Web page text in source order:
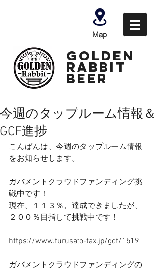
Map
GOLDEN
Rabbit
Beer
今週のタップルーム情報＆
GCF進捗
こんばんは、今週のタップルーム情報
をお知らせします。
ガバメントクラウドファンディング挑
戦中です！
現在、１１３％。達成できましたが、
２００％目指して挑戦中です！
https://www.furusato-tax.jp/gcf/1519
ガバメントクラウドファンディングの